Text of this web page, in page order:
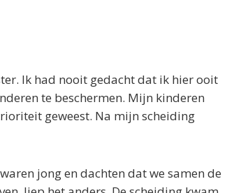
Ik had nooit gedacht dat ik hier ooit
te beschermen. Mijn kinderen
geweest. Na mijn scheiding
jong en dachten dat we samen de